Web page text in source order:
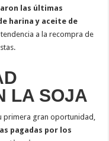
las últimas
harina y aceite de
a la recompra de
LA SOJA
primera gran oportunidad,
pagadas por los